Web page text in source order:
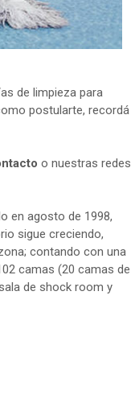
de limpieza para
postularte, recordá
o nuestras redes
en agosto de 1998,
sigue creciendo,
contando con una
camas (20 camas de
de shock room y